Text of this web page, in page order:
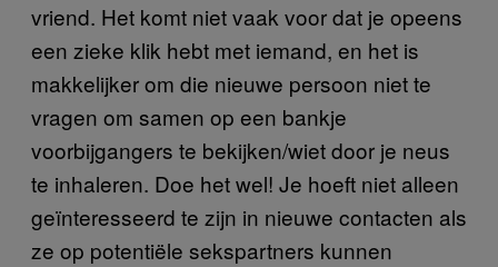
vriend. Het komt niet vaak voor dat je opeens
een zieke klik hebt met iemand, en het is
makkelijker om die nieuwe persoon niet te
vragen om samen op een bankje
voorbijgangers te bekijken/wiet door je neus
te inhaleren. Doe het wel! Je hoeft niet alleen
geïnteresseerd te zijn in nieuwe contacten als
ze op potentiële sekspartners kunnen